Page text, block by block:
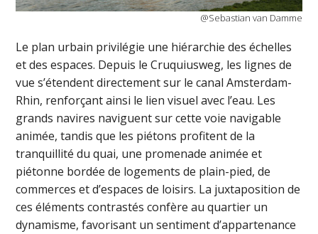
@Sebastian van Damme
Le plan urbain privilégie une hiérarchie des échelles
et des espaces. Depuis le Cruquiusweg, les lignes de
vue s’étendent directement sur le canal Amsterdam-
Rhin, renforçant ainsi le lien visuel avec l’eau. Les
grands navires naviguent sur cette voie navigable
animée, tandis que les piétons profitent de la
tranquillité du quai, une promenade animée et
piétonne bordée de logements de plain-pied, de
commerces et d’espaces de loisirs. La juxtaposition de
ces éléments contrastés confère au quartier un
dynamisme, favorisant un sentiment d’appartenance